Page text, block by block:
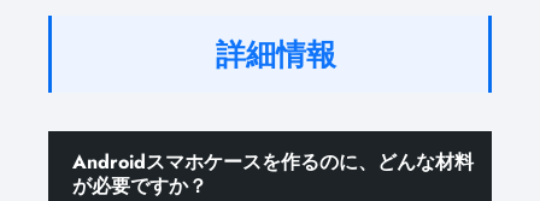
詳細情報
Androidスマホケースを作るのに、どんな材料
が必要ですか？